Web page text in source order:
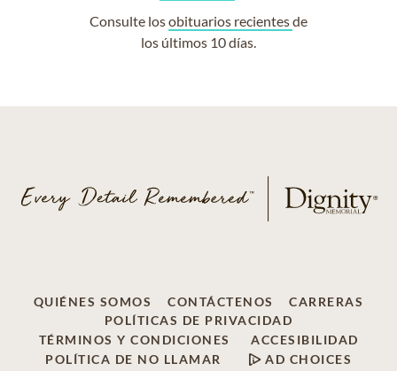
Consulte losobituarios recientesde
los últimos 10 días.
QUIÉNES SOMOS CONTÁCTENOS
CARRERAS
POLÍTICAS DE PRIVACIDAD
TÉRMINOS Y CONDICIONES
ACCESIBILIDAD
POLÍTICA DE NO LLAMAR
AD CHOICES